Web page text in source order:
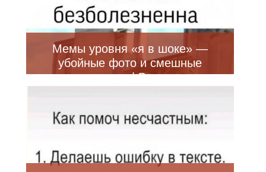
Мемы уровня «я в шоке» —
убойные фото и смешные
приколы | Bugaga